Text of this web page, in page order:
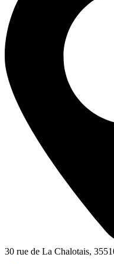
30 rue de La Chalotais,